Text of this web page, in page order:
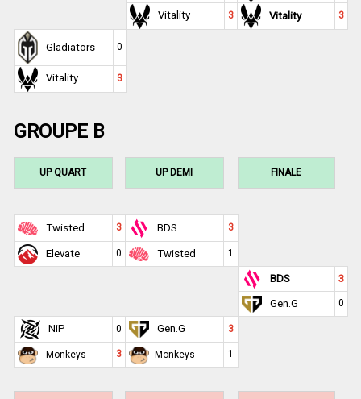
Vitality 3 Vitality 3
Gladiators 0
Vitality 3
GROUPE B
UP QUART UP DEMI FINALE
Twisted 3 BDS 3
Elevate 0 Twisted 1
BDS 3
Gen.G 0
NiP 0 Gen.G 3
Monkeys 3 Monkeys 1